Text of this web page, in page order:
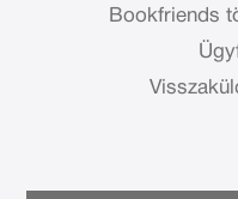
Bookfriends